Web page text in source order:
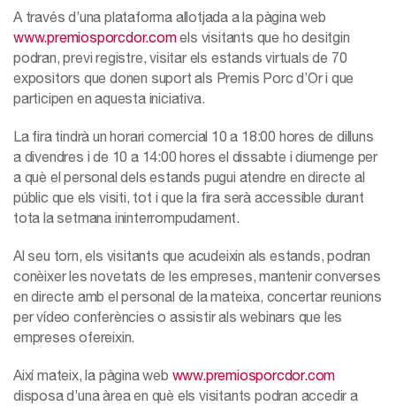
A través d’una plataforma allotjada a la pàgina web
www.premiosporcdor.comels visitants que ho desitgin
podran, previ registre, visitar els estands virtuals de 70
expositors que donen suport als Premis Porc d’Or i que
participen en aquesta iniciativa.
La fira tindrà un horari comercial 10 a 18:00 hores de dilluns
a divendres i de 10 a 14:00 hores el dissabte i diumenge per
a què el personal dels estands pugui atendre en directe al
públic que els visiti, tot i que la fira serà accessible durant
tota la setmana ininterrompudament.
Al seu torn, els visitants que acudeixin als estands, podran
conèixer les novetats de les empreses, mantenir converses
en directe amb el personal de la mateixa, concertar reunions
per vídeo conferències o assistir als webinars que les
empreses ofereixin.
Així mateix, la pàgina web www.premiosporcdor.com
disposa d’una àrea en què els visitants podran accedir a